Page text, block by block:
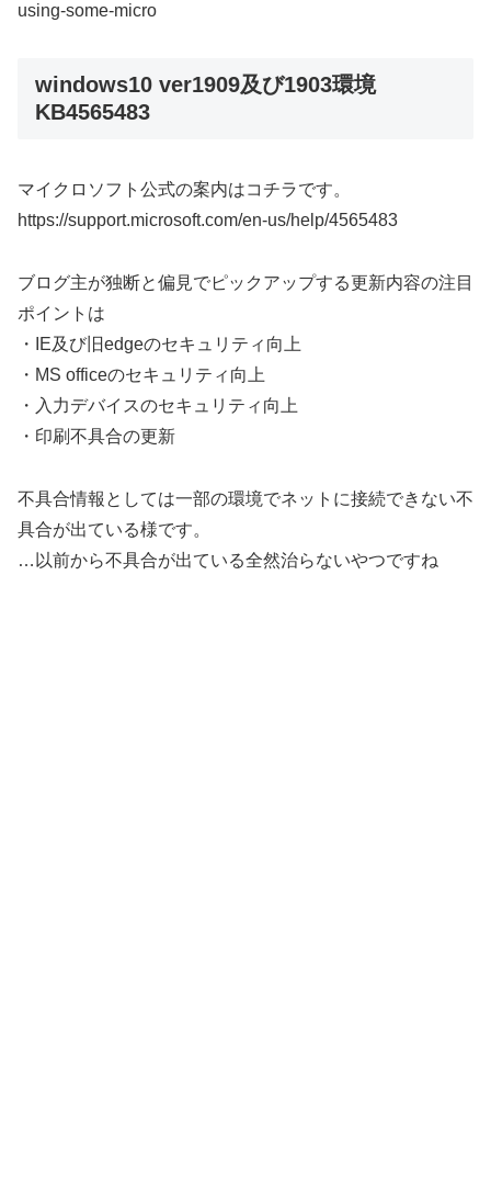
using-some-micro
windows10 ver1909及び1903環境
KB4565483
マイクロソフト公式の案内はコチラです。
https://support.microsoft.com/en-us/help/4565483
ブログ主が独断と偏見でピックアップする更新内容の注目
ポイントは
・IE及び旧edgeのセキュリティ向上
・MS officeのセキュリティ向上
・入力デバイスのセキュリティ向上
・印刷不具合の更新
不具合情報としては一部の環境でネットに接続できない不
具合が出ている様です。
…以前から不具合が出ている全然治らないやつですね